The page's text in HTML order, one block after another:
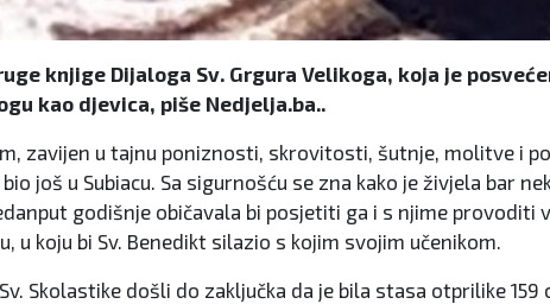
knjige Dijaloga Sv. Grgura Velikoga, koja je
kao djevica, piše Nedjelja.ba..
zavijen u tajnu poniznosti, skrovitosti, šutnje, molitve i
još u Subiacu. Sa sigurnošću se zna kako je živjela bar
godišnje običavala bi posjetiti ga i s njime provoditi
koju bi Sv. Benedikt silazio s kojim svojim učenikom.
Skolastike došli do zaključka da je bila stasa otprilike